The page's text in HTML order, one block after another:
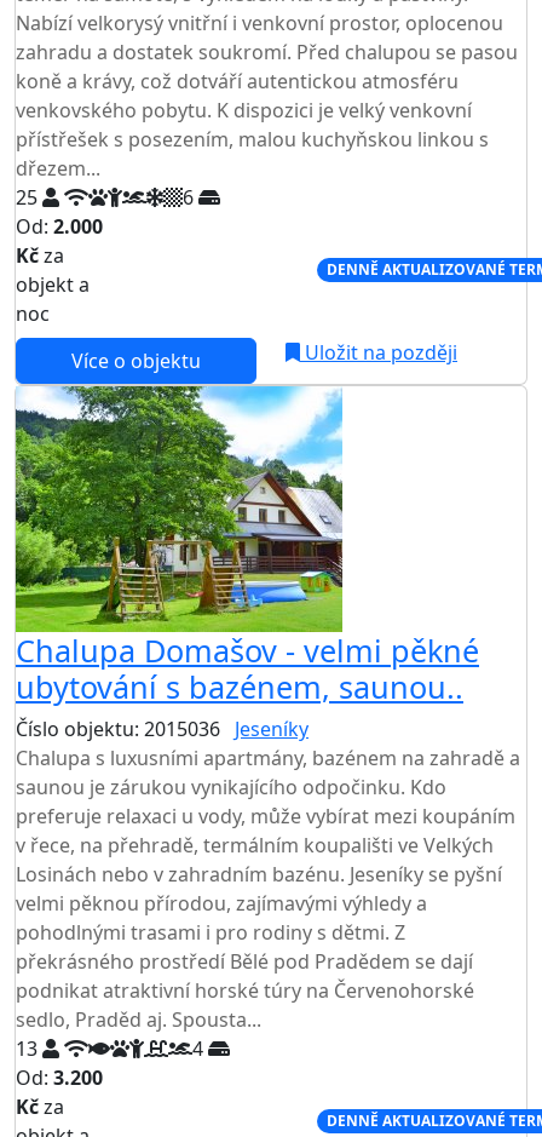
Nabízí velkorysý vnitřní i venkovní prostor, oplocenou
zahradu a dostatek soukromí. Před chalupou se pasou
koně a krávy, což dotváří autentickou atmosféru
venkovského pobytu. K dispozici je velký venkovní
přístřešek s posezením, malou kuchyňskou linkou s
dřezem...
25
6
Od: 2.000
Kčza
objekt a
noc
DENNĚ AKTUALIZOVANÉ
Více o objektu Uložit na později
Chalupa Domašov - velmi pěkné
ubytování s bazénem, saunou..
Číslo objektu: 2015036 Jeseníky
Chalupa s luxusními apartmány, bazénem na zahradě a
saunou je zárukou vynikajícího odpočinku. Kdo
preferuje relaxaci u vody, může vybírat mezi koupáním
v řece, na přehradě, termálním koupališti ve Velkých
Losinách nebo v zahradním bazénu. Jeseníky se pyšní
velmi pěknou přírodou, zajímavými výhledy a
pohodlnými trasami i pro rodiny s dětmi. Z
překrásného prostředí Bělé pod Pradědem se dají
podnikat atraktivní horské túry na Červenohorské
sedlo, Praděd aj. Spousta...
13
4
Od: 3.200
Kčza
DENNĚ AKTUALIZOVANÉ